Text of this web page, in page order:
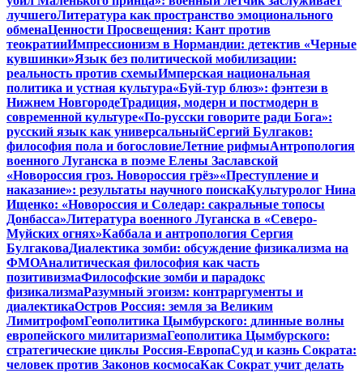
лучшегоЛитература как пространство эмоционального
обменаЦенности Просвещения: Кант против
теократииИмпрессионизм в Нормандии: детектив «Черные
кувшинки»Язык без политической мобилизации:
реальность против схемыИмперская национальная
политика и устная культура«Буй-тур блюз»: фэнтези в
Нижнем НовгородеТрадиция, модерн и постмодерн в
современной культуре«По-русски говорите ради Бога»:
русский язык как универсальныйСергий Булгаков:
философия пола и богословиеЛетние рифмыАнтропология
военного Луганска в поэме Елены Заславской
«Новороссия гроз. Новороссия грёз»«Преступление и
наказание»: результаты научного поискаКультуролог Нина
Ищенко: «Новороссия и Соледар: сакральные топосы
Донбасса»Литература военного Луганска в «Северо-
Муйских огнях»Каббала и антропология Сергия
БулгаковаДиалектика зомби: обсуждение физикализма на
ФМОАналитическая философия как часть
позитивизмаФилософские зомби и парадокс
физикализмаРазумный эгоизм: контраргументы и
диалектикаОстров Россия: земля за Великим
ЛимитрофомГеополитика Цымбурского: длинные волны
европейского милитаризмаГеополитика Цымбурского:
стратегические циклы Россия-ЕвропаСуд и казнь Сократа:
человек против Законов космосаКак Сократ учит делать